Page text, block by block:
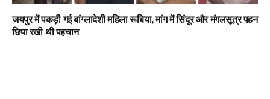
जयपुर में पकड़ी गई बांग्लादेशी महिला रूबिया, मांग में सिंदूर और मंगलसूत्र पहन
छिपा रखी थी पहचान